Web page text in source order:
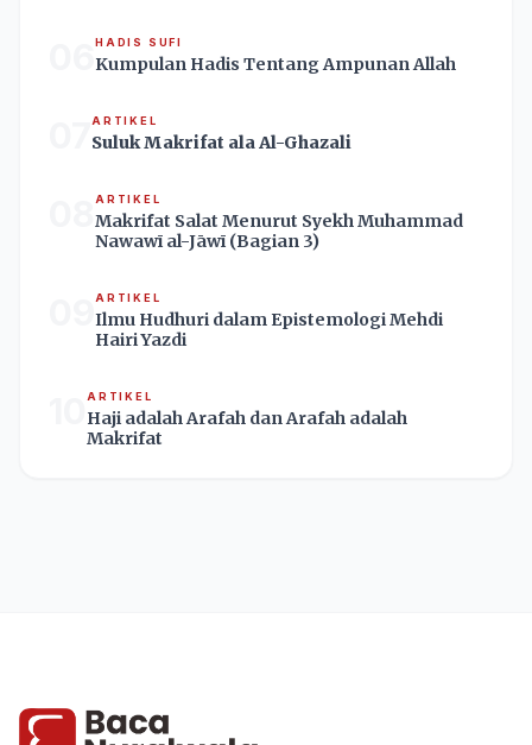
HADIS SUFI
Kumpulan Hadis Tentang Ampunan Allah
ARTIKEL
Suluk Makrifat ala Al-Ghazali
ARTIKEL
Makrifat Salat Menurut Syekh Muhammad
Nawawī al-Jāwī (Bagian 3)
ARTIKEL
Ilmu Hudhuri dalam Epistemologi Mehdi
Hairi Yazdi
ARTIKEL
Haji adalah Arafah dan Arafah adalah
Makrifat